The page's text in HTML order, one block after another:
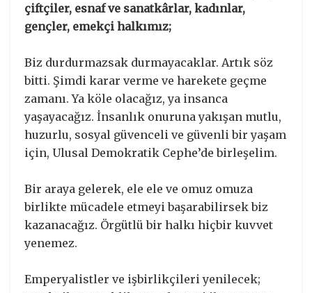
çiftçiler, esnaf ve sanatkârlar, kadınlar,
gençler, emekçi halkımız;
Biz durdurmazsak durmayacaklar. Artık söz
bitti. Şimdi karar verme ve harekete geçme
zamanı. Ya köle olacağız, ya insanca
yaşayacağız. İnsanlık onuruna yakışan mutlu,
huzurlu, sosyal güvenceli ve güvenli bir yaşam
için, Ulusal Demokratik Cephe’de birleşelim.
Bir araya gelerek, ele ele ve omuz omuza
birlikte mücadele etmeyi başarabilirsek biz
kazanacağız. Örgütlü bir halkı hiçbir kuvvet
yenemez.
Emperyalistler ve işbirlikçileri yenilecek;